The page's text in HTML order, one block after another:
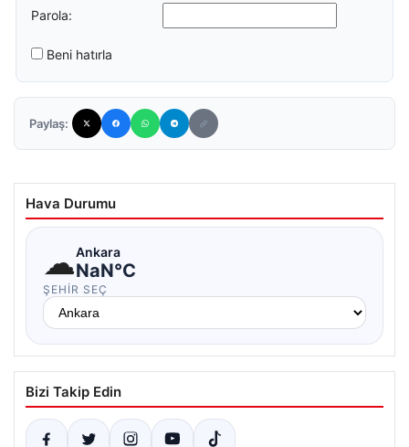
Parola:
Beni hatırla
Paylaş:
Hava Durumu
☁Ankara
NaN°C
ŞEHIR SEÇ
Bizi Takip Edin